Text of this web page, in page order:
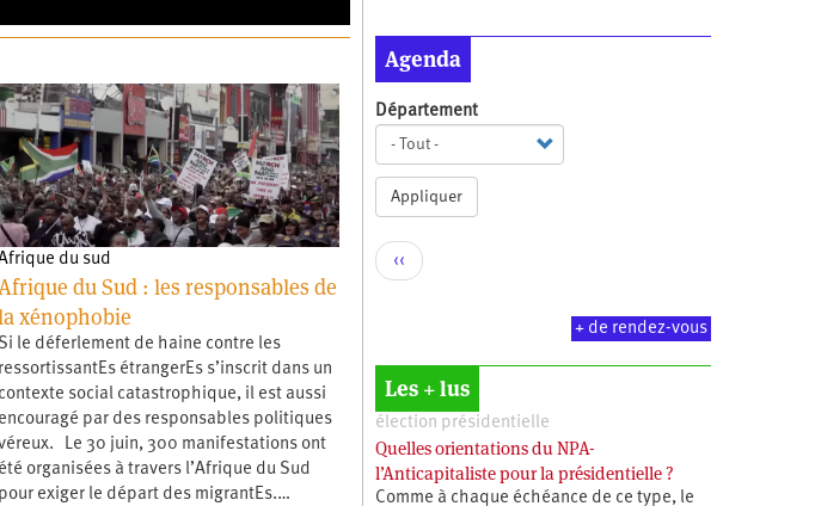
du sud
du Sud : les responsables de
xénophobie
Si le déferlement de haine contre les
ressortissantEs étrangerEs s’inscrit dans un
contexte social catastrophique, il est aussi
encouragé par des responsables politiques
Le 30 juin, 300 manifestations ont
été organisées à travers l’Afrique du Sud
pour exiger le départ des migrantEs.…
Agenda
Département
Appliquer
Pagination
Page
précédente
‹‹
+ de rendez-vous
Les + lus
élection présidentielle
Quelles orientations du NPA-
l’Anticapitaliste pour la présidentielle ?
Comme à chaque échéance de ce type, le